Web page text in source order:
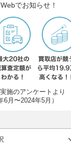
でお知らせ！
施のアンケートより
月〜2024年5月）